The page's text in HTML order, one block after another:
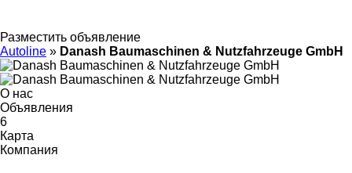
Разместить объявление
Autoline » Danash Baumaschinen & Nutzfahrzeuge GmbH
О нас
Объявления
6
Карта
Компания